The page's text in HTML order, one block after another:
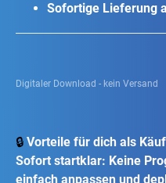
Sofortige Lieferung
Digitaler Download - kein Versand
🔒 Vorteile für dich als
Sofort startklar: Keine
einfach anpassen und